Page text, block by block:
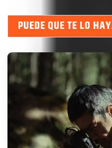
PUEDE QUE TE LO